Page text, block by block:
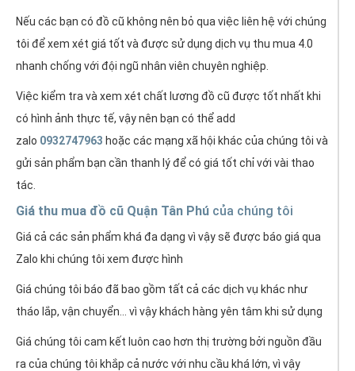
Nếu các bạn có đồ cũ không nên bỏ qua việc liên hệ với chúng
tôi để xem xét giá tốt và được sử dụng dịch vụ thu mua 4.0
nhanh chống với đội ngũ nhân viên chuyên nghiệp.
Việc kiểm tra và xem xét chất lương đồ cũ được tốt nhất khi
có hình ảnh thực tế, vậy nên bạn có thể add
zalo 0932747963 hoặc các mạng xã hội khác của chúng tôi và
gửi sản phẩm bạn cần thanh lý để có giá tốt chỉ với vài thao
tác.
Giá thu mua đồ cũ Quận Tân Phú của chúng tôi
Giá cả các sản phẩm khá đa dạng vì vậy sẽ được báo giá qua
Zalo khi chúng tôi xem được hình
Giá chúng tôi báo đã bao gồm tất cả các dịch vụ khác như
tháo lắp, vận chuyển... vì vậy khách hàng yên tâm khi sử dụng
Giá chúng tôi cam kết luôn cao hơn thị trường bởi nguồn đầu
ra của chúng tôi khắp cả nước với nhu cầu khá lớn, vì vậy